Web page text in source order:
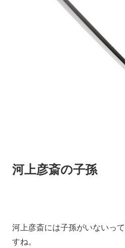
河上彦斎の子孫
河上彦斎には子孫がいないっ
すね。